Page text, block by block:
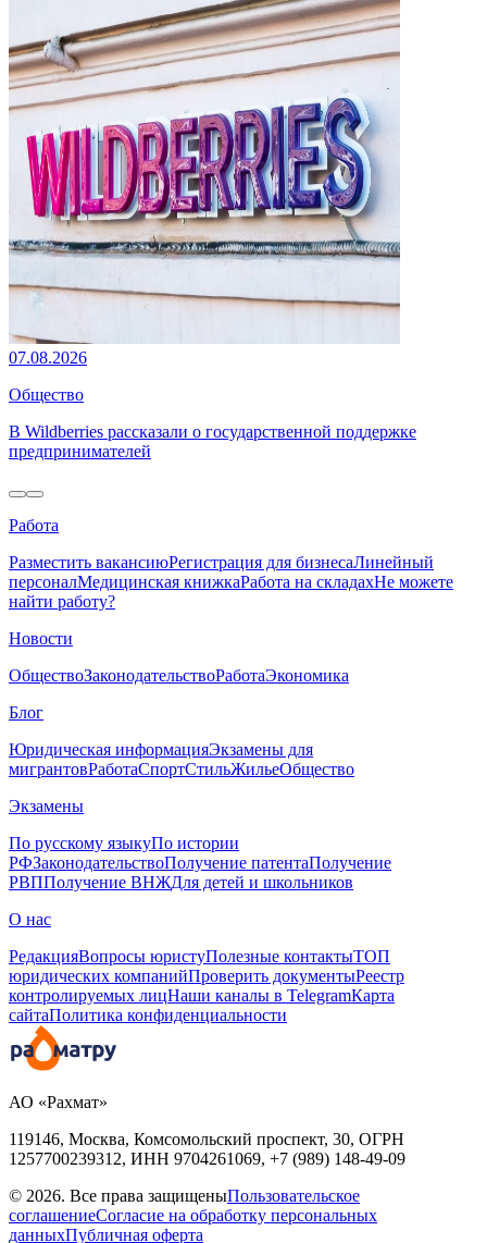
07.08.2026
Общество
В Wildberries рассказали о государственной поддержке
предпринимателей
Работа
Разместить вакансиюРегистрация для бизнесаЛинейный
персоналМедицинская книжкаРабота на складахНе можете
найти работу?
Новости
ОбществоЗаконодательствоРаботаЭкономика
Блог
Юридическая информацияЭкзамены для
мигрантовРаботаСпортСтильЖильеОбщество
Экзамены
По русскому языкуПо истории
РФЗаконодательствоПолучение патентаПолучение
РВППолучение ВНЖДля детей и школьников
О нас
РедакцияВопросы юристуПолезные контактыТОП
юридических компанийПроверить документыРеестр
контролируемых лицНаши каналы в TelegramКарта
сайтаПолитика конфиденциальности
АО «Рахмат»
119146, Москва, Комсомольский проспект, 30, ОГРН
1257700239312, ИНН 9704261069, +7 (989) 148-49-09
© 2026. Все права защищеныПользовательское
соглашениеСогласие на обработку персональных
данныхПубличная оферта